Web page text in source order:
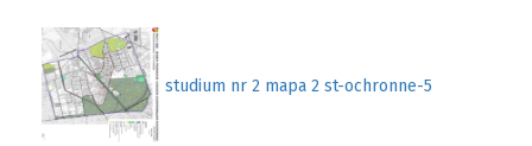
studium nr 2 mapa 2 st-ochronne-5